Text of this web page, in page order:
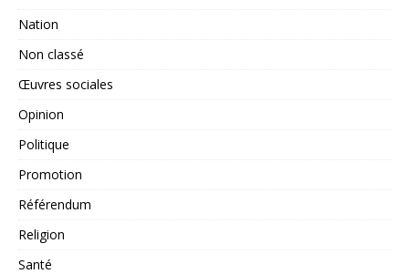
Nation
Non classé
Œuvres sociales
Opinion
Politique
Promotion
Référendum
Religion
Santé